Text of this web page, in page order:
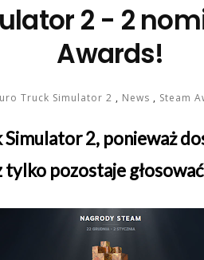
2 - 2
Awards!
Truck Simulator 2 , News , Steam
2, ponieważ
pozostaje